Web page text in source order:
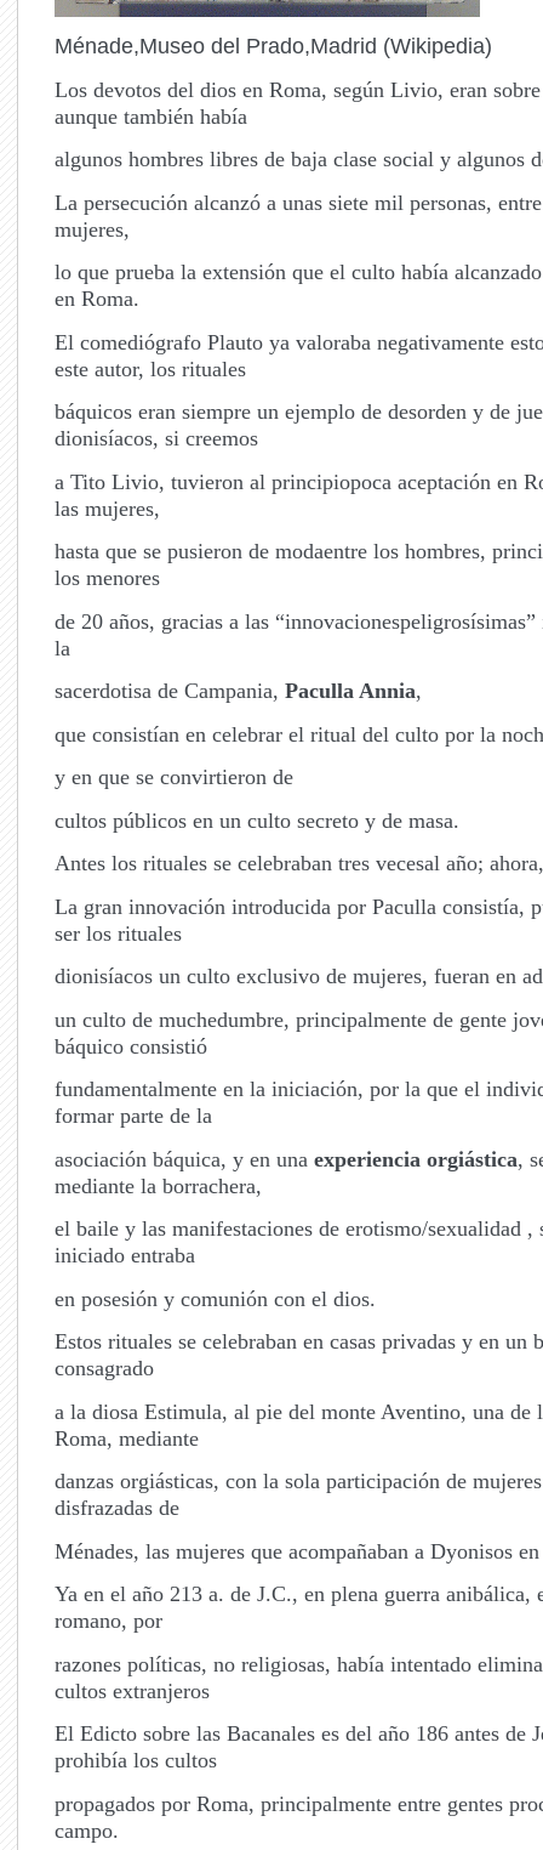
Ménade,Museo del Prado,Madrid (Wikipedia)
Los devotos del dios en Roma, según Livio, eran
aunque también había
algunos hombres libres de baja clase social y algunos
La persecución alcanzó a unas siete mil personas,
mujeres,
lo que prueba la extensión que el culto había
en Roma.
El comediógrafo Plauto ya valoraba negativamente
este autor, los rituales
báquicos eran siempre un ejemplo de desorden y de
dionisíacos, si creemos
a Tito Livio, tuvieron al principiopoca aceptación en
las mujeres,
hasta que se pusieron de modaentre los hombres,
los menores
de 20 años, gracias a las
la
sacerdotisa de Campania, Paculla Annia,
que consistían en celebrar el ritual del culto por la
y en que se convirtieron de
cultos públicos en un culto secreto y de masa.
Antes los rituales se celebraban tres vecesal año;
La gran innovación introducida por Paculla consistía,
ser los rituales
dionisíacos un culto exclusivo de mujeres, fueran en
un culto de muchedumbre, principalmente de gente
báquico consistió
fundamentalmente en la iniciación, por la que el
formar parte de la
asociación báquica, y en una experiencia orgiástica,
mediante la borrachera,
el baile y las manifestaciones de erotismo/sexualidad ,
iniciado entraba
en posesión y comunión con el dios.
Estos rituales se celebraban en casas privadas y en un
consagrado
a la diosa Estimula, al pie del monte Aventino, una de
Roma, mediante
danzas orgiásticas, con la sola participación de mujeres
disfrazadas de
Ménades, las mujeres que acompañaban a Dyonisos
Ya en el año 213 a. de J.C., en plena guerra anibálica,
romano, por
razones políticas, no religiosas, había intentado
cultos extranjeros
El Edicto sobre las Bacanales es del año 186 antes de
prohibía los cultos
propagados por Roma, principalmente entre gentes
campo.